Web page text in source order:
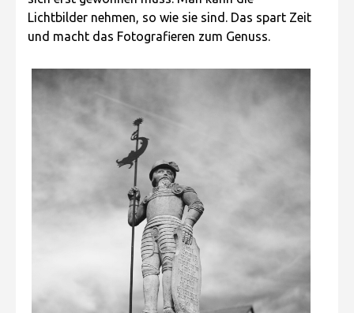
Lichtbilder nehmen, so wie sie sind. Das spart Zeit
und macht das Fotografieren zum Genuss.